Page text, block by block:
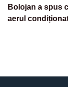
Bolojan a spus
aerul